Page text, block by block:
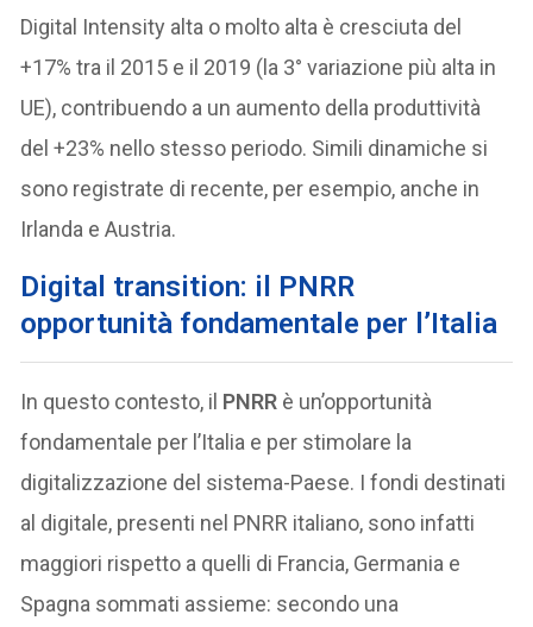
Digital Intensity alta o molto alta è cresciuta del
+17% tra il 2015 e il 2019 (la 3° variazione più alta in
UE), contribuendo a un aumento della produttività
del +23% nello stesso periodo. Simili dinamiche si
sono registrate di recente, per esempio, anche in
Irlanda e Austria.
Digital transition: il PNRR
opportunità fondamentale per l’Italia
In questo contesto, il PNRR è un’opportunità
fondamentale per l’Italia e per stimolare la
digitalizzazione del sistema-Paese. I fondi destinati
al digitale, presenti nel PNRR italiano, sono infatti
maggiori rispetto a quelli di Francia, Germania e
Spagna sommati assieme: secondo una